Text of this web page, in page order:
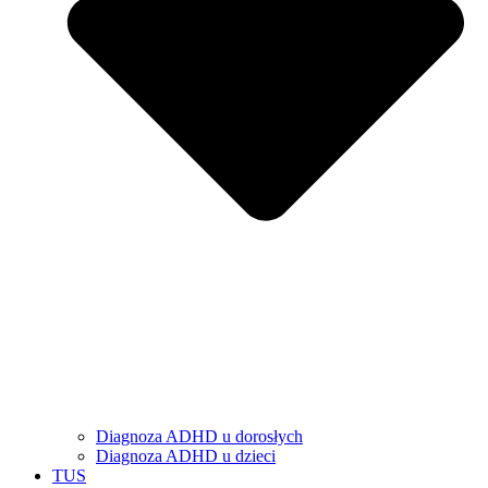
Diagnoza ADHD u dorosłych
Diagnoza ADHD u dzieci
TUS